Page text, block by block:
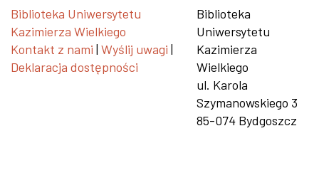
Biblioteka Uniwersytetu
Kazimierza Wielkiego
Kontakt z nami | Wyślij uwagi |
Deklaracja dostępności
Biblioteka
Uniwersytetu
Kazimierza
Wielkiego
ul. Karola
Szymanowskiego 3
85-074 Bydgoszcz